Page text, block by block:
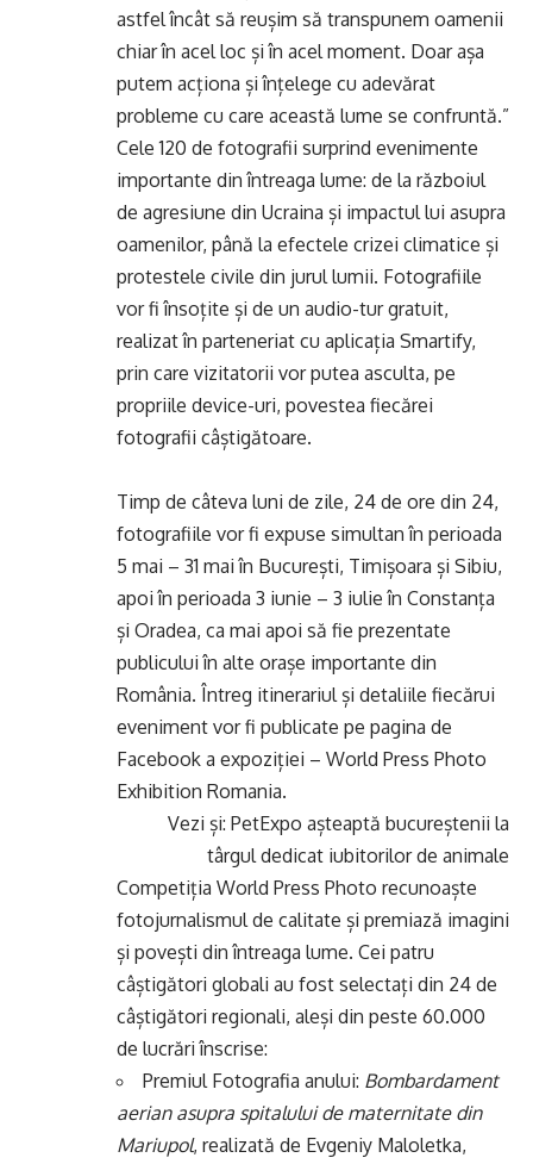
astfel încât să reușim să transpunem oamenii
chiar în acel loc și în acel moment. Doar așa
putem acționa și înțelege cu adevărat
probleme cu care această lume se confruntă.”
Cele 120 de fotografii surprind evenimente
importante din întreaga lume: de la războiul
de agresiune din Ucraina și impactul lui asupra
oamenilor, până la efectele crizei climatice și
protestele civile din jurul lumii. Fotografiile
vor fi însoțite și de un audio-tur gratuit,
realizat în parteneriat cu aplicația Smartify,
prin care vizitatorii vor putea asculta, pe
propriile device-uri, povestea fiecărei
fotografii câștigătoare.
Timp de câteva luni de zile, 24 de ore din 24,
fotografiile vor fi expuse simultan în perioada
5 mai – 31 mai în București, Timișoara și Sibiu,
apoi în perioada 3 iunie – 3 iulie în Constanța
și Oradea, ca mai apoi să fie prezentate
publicului în alte orașe importante din
România. Întreg itinerariul și detaliile fiecărui
eveniment vor fi publicate pe pagina de
Facebook a expoziției – World Press Photo
Exhibition Romania.
Vezi și: PetExpo așteaptă bucureștenii la
târgul dedicat iubitorilor de animale
Competiția World Press Photo recunoaște
fotojurnalismul de calitate și premiază imagini
și povești din întreaga lume. Cei patru
câștigători globali au fost selectați din 24 de
câștigători regionali, aleși din peste 60.000
de lucrări înscrise:
Premiul Fotografia anului: Bombardament
aerian asupra spitalului de maternitate din
Mariupol, realizată de Evgeniy Maloletka,